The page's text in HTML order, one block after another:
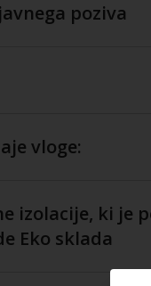
poziva
vloge:
izolacije, ki je
Eko sklada